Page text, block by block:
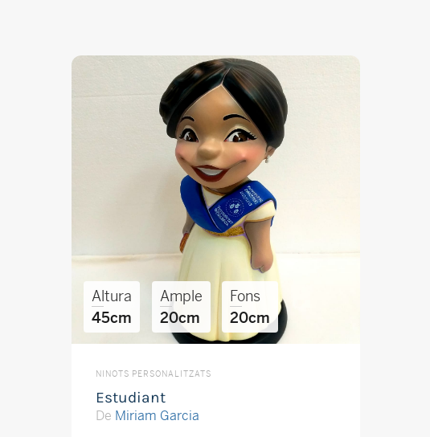
Altura
45cm
Ample
20cm
Fons
20cm
NINOTS PERSONALITZATS
Estudiant
De Miriam Garcia